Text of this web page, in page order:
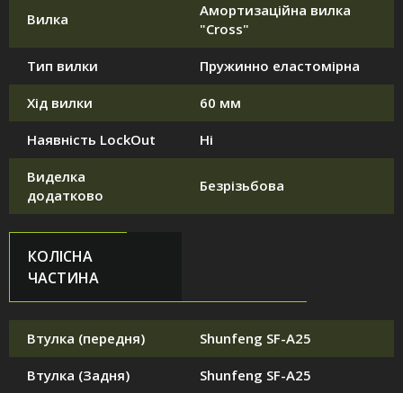
Вилка
Амортизаційна вилка
"Cross"
Тип вилки Пружинно еластомірна
Хід вилки 60 мм
Наявність LockOut Ні
Виделка
додатково
Безрізьбова
КОЛІСНА
ЧАСТИНА
Втулка (передня) Shunfeng SF-A25
Втулка (Задня) Shunfeng SF-A25